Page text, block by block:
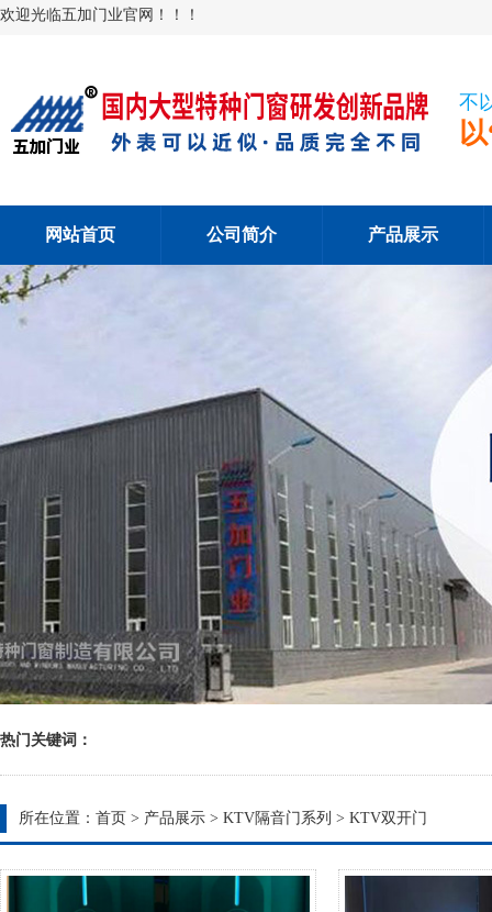
欢迎光临五加门业官网！！！
不
网站首页 公司简介 产品展示
热门关键词：
所在位置： 首页 > 产品展示 > KTV隔音门系列 > KTV双开门